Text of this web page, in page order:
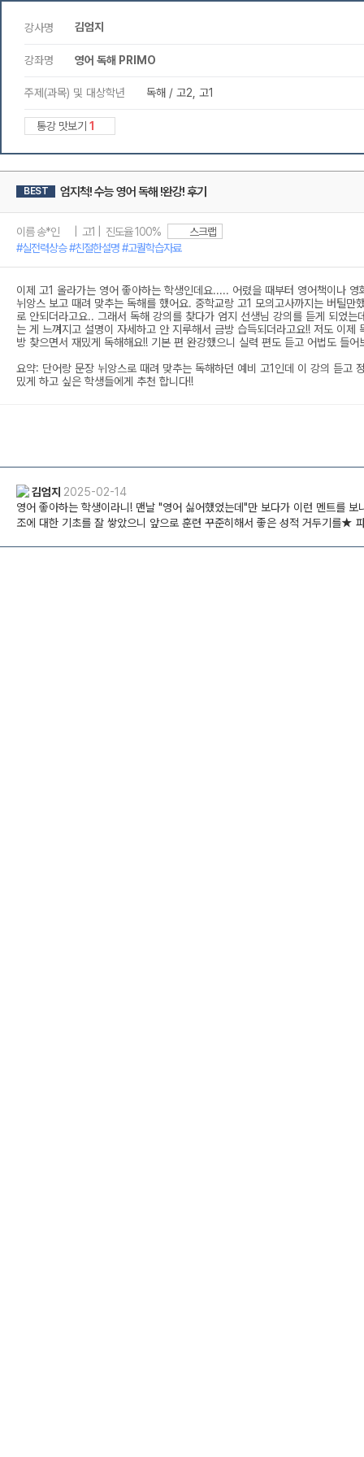
강사명 김엄지
강좌명 영어 독해 PRIMO
주제(과목) 및 대상학년 독해 / 고2, 고1
통강 맛보기 1
BEST 엄지척! 수능 영어 독해 !완강! 후기
이름 송*인 | 고1 | 진도율 100%
스크랩
#실전력상승 #친절한설명 #고퀄학습자료
이제 고1 올라가는 영어 좋아하는 학생인데요..... 어렸을 때부터 영어책이나
뉘앙스 보고 때려 맞추는 독해를 했어요. 중학교랑 고1 모의고사까지는 버틸
로 안되더라고요.. 그래서 독해 강의를 찾다가 엄지 선생님 강의를 듣게 되었
는 게 느껴지고 설명이 자세하고 안 지루해서 금방 습득되더라고요!! 저도 이
방 찾으면서 재밌게 독해해요!! 기본 편 완강했으니 실력 편도 듣고 어법도 들어
요약: 단어랑 문장 뉘앙스로 때려 맞추는 독해하던 예비 고1인데 이 강의 듣고
밌게 하고 싶은 학생들에게 추천 합니다!!
김엄지 2025-02-14
영어 좋아하는 학생이라니! 맨날 "영어 싫어했었는데"만 보다가 이런 멘트를
조에 대한 기초를 잘 쌓았으니 앞으로 훈련 꾸준히해서 좋은 성적 거두기를★